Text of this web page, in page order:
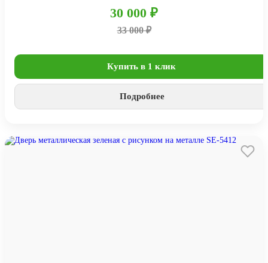
30 000 ₽
33 000 ₽
Купить в 1 клик
Подробнее